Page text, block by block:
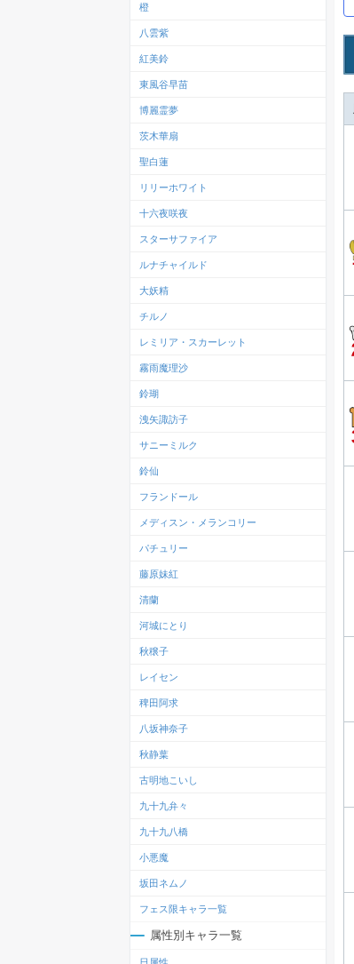
橙
八雲紫
紅美鈴
東風谷早苗
博麗霊夢
茨木華扇
聖白蓮
リリーホワイト
十六夜咲夜
スターサファイア
ルナチャイルド
大妖精
チルノ
レミリア・スカーレット
霧雨魔理沙
鈴瑚
洩矢諏訪子
サニーミルク
鈴仙
フランドール
メディスン・メランコリー
パチュリー
藤原妹紅
清蘭
河城にとり
秋穣子
レイセン
稗田阿求
八坂神奈子
秋静葉
古明地こいし
九十九弁々
九十九八橋
小悪魔
坂田ネムノ
フェス限キャラ一覧
属性別キャラ一覧